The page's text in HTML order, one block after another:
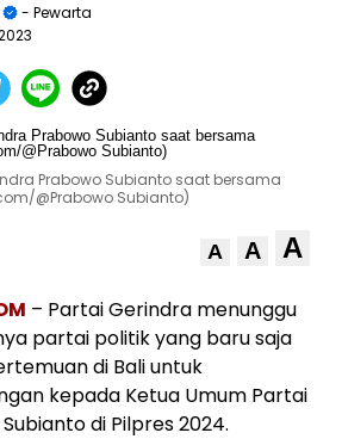
- Pewarta
Prabowo Subianto saat bersama
@Prabowo Subianto)
A A A
– Partai Gerindra menunggu
partai politik yang baru saja
di Bali untuk
kepada Ketua Umum Partai
di Pilpres 2024.